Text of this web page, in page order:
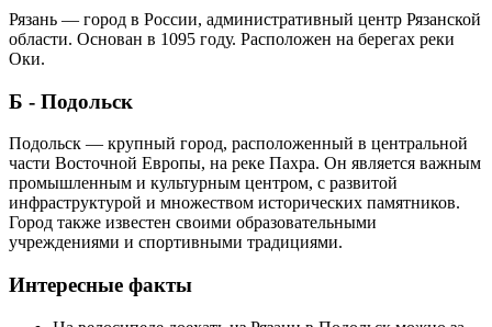
Рязань — город в России, административный центр Рязанской
области. Основан в 1095 году. Расположен на берегах реки
Оки.
Б - Подольск
Подольск — крупный город, расположенный в центральной
части Восточной Европы, на реке Пахра. Он является важным
промышленным и культурным центром, с развитой
инфраструктурой и множеством исторических памятников.
Город также известен своими образовательными
учреждениями и спортивными традициями.
Интересные факты